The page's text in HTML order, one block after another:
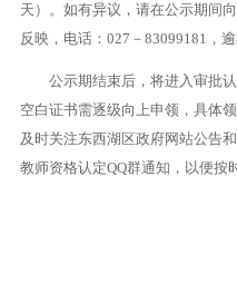
天）。如有异议，请在公示期间
反映，电话：027－83099181，逾
公示期结束后，将进入审批
空白证书需逐级向上申领，具体
及时关注东西湖区政府网站公告
教师资格认定QQ群通知，以便按